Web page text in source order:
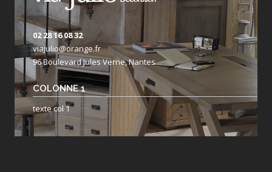
02 28 16 08 32
viajulio@orange.fr
96 Boulevard Jules Verne, Nantes
COLONNE 1
texte col 1